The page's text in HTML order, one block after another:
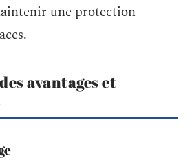
une protection
avantages et